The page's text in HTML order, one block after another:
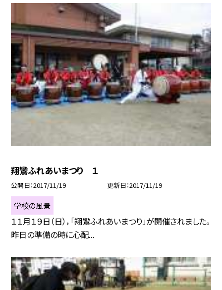
翔鸞ふれあいまつり １
公開日 2017/11/19 更新日 2017/11/19
学校の風景
１１月１９日（日），「翔鸞ふれあいまつり」が開催されました。
昨日の準備の時に心配...